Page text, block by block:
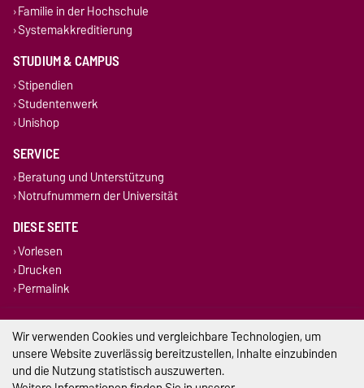
Familie in der Hochschule
Systemakkreditierung
STUDIUM & CAMPUS
Stipendien
Studentenwerk
Unishop
SERVICE
Beratung und Unterstützung
Notrufnummern der Universität
DIESE SEITE
Vorlesen
Drucken
Permalink
Impressum
Datenschutz
Wir verwenden Cookies und vergleichbare Technologien, um
unsere Website zuverlässig bereitzustellen, Inhalte einzubinden
und die Nutzung statistisch auszuwerten.